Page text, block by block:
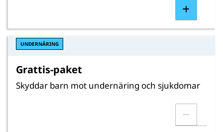
UNDERNÄRING
Grattis-paket
Skyddar barn mot undernäring och sjukdomar